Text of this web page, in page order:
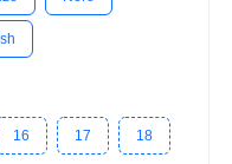
16 17 18